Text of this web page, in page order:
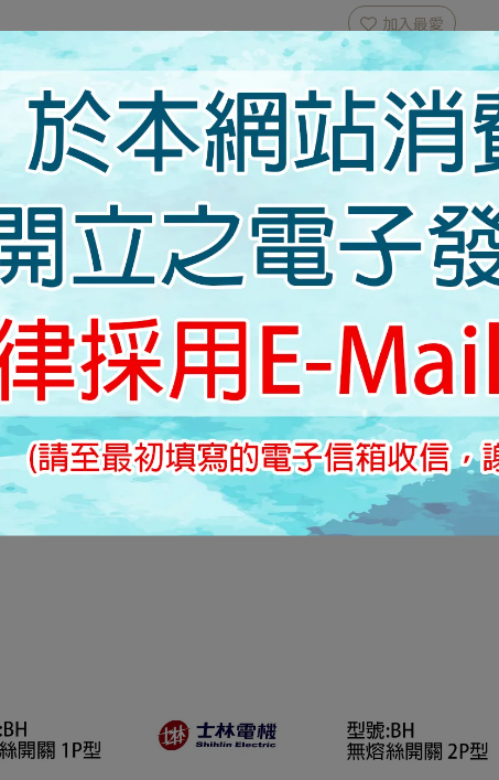
加入最愛
商品介紹
格所公佈資料為準。
會影響顯示器的顏色呈現，
異， 所以出貨以實際商品顏色為主。